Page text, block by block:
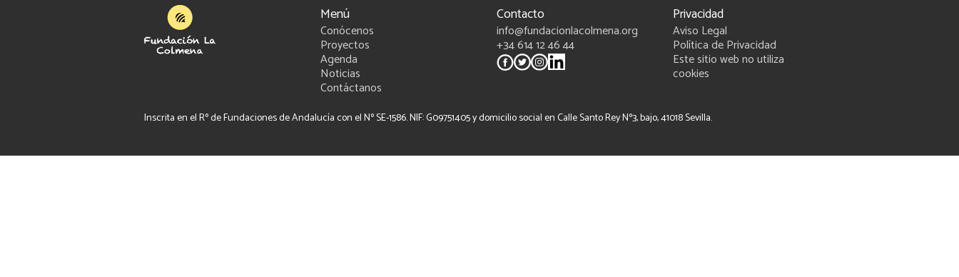
Menú
Conócenos
Proyectos
Agenda
Noticias
Contáctanos
Contacto
info@fundacionlacolmena.org
+34 614 12 46 44
Privacidad
Aviso Legal
Política de Privacidad
Este sitio web no utiliza
cookies
Inscrita en el Rº de Fundaciones de Andalucía con el Nº SE-1586. NIF: G09751405 y domicilio social en Calle Santo Rey Nº3, bajo, 41018 Sevilla.